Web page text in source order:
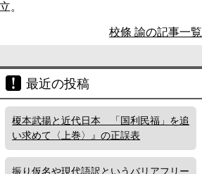
立。
校條 諭の記事一覧
最近の投稿
榎本武揚と近代日本 「国利民福」を追
い求めて〈上巻〉』の正誤表
振り仮名や現代語訳というバリアフリー